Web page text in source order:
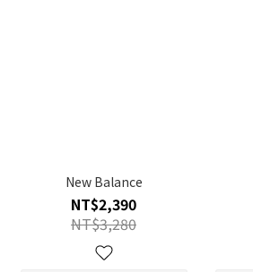
New Balance
NT$2,390
NT$3,280